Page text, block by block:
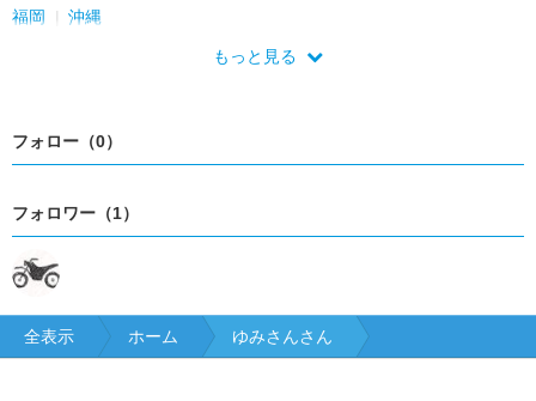
福岡
沖縄
もっと見る
フォロー（0）
フォロワー（1）
全表示 ホーム ゆみさんさん